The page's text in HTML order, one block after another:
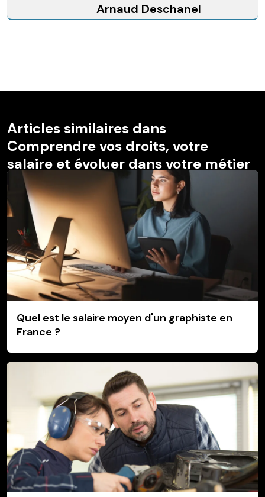
Arnaud Deschanel
Articles similaires dans
Comprendre vos droits, votre
salaire et évoluer dans votre métier
Quel est le salaire moyen d'un graphiste en
France ?